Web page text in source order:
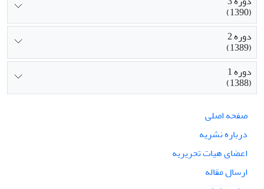
(1390)
دوره 2
(1389)
دوره 1
(1388)
صفحه اصلی
درباره نشریه
اعضای هیات تحریریه
ارسال مقاله